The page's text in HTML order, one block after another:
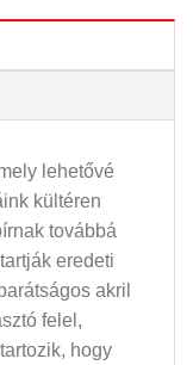
lehetővé
kültéren
továbbá
eredeti
akril
felel,
hogy